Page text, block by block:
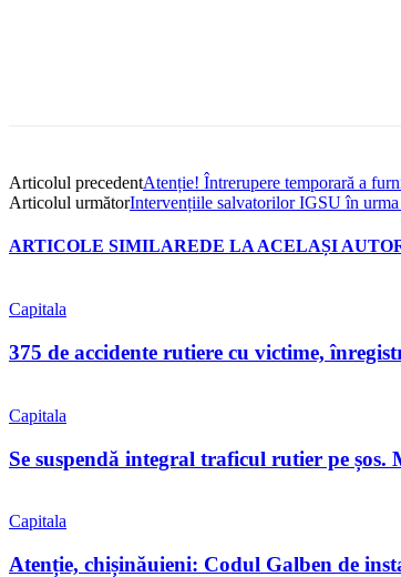
Articolul precedentAtenție! Întrerupere temporară a
Articolul următorIntervențiile salvatorilor IGSU în
ARTICOLE SIMILAREDE LA ACELAȘI
Capitala
375 de accidente rutiere cu victime,
Capitala
Se suspendă integral traficul rutier pe șos.
Capitala
Atenție, chișinăuieni: Codul Galben de